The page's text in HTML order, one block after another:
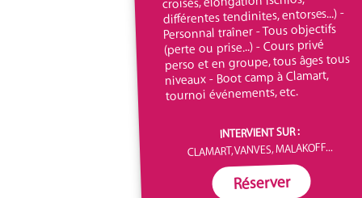
différentes tendinites, entorses...) -
Personnal traîner - Tous objectifs
(perte ou prise...) - Cours privé
perso et en groupe, tous âges tous
niveaux - Boot camp à Clamart,
tournoi événements, etc.
INTERVIENT SUR :
CLAMART, VANVES, MALAKOFF...
Réserver